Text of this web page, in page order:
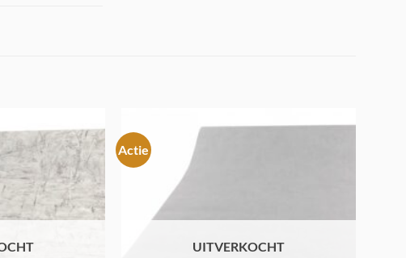
Toevoegen
aan
verlanglijst
Actie
UITVERKOCHT